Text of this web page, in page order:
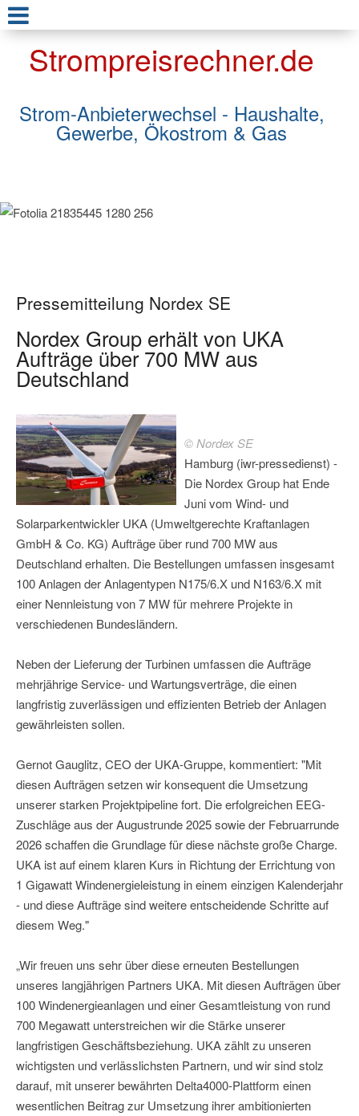
Strompreisrechner.de
Strom-Anbieterwechsel - Haushalte,
Gewerbe, Ökostrom & Gas
Pressemitteilung Nordex SE
Nordex Group erhält von UKA
Aufträge über 700 MW aus
Deutschland
© Nordex SE
Hamburg (iwr-pressedienst) -
Die Nordex Group hat Ende
Juni vom Wind- und
Solarparkentwickler UKA (Umweltgerechte Kraftanlagen
GmbH & Co. KG) Aufträge über rund 700 MW aus
Deutschland erhalten. Die Bestellungen umfassen insgesamt
100 Anlagen der Anlagentypen N175/6.X und N163/6.X mit
einer Nennleistung von 7 MW für mehrere Projekte in
verschiedenen Bundesländern.
Neben der Lieferung der Turbinen umfassen die Aufträge
mehrjährige Service- und Wartungsverträge, die einen
langfristig zuverlässigen und effizienten Betrieb der Anlagen
gewährleisten sollen.
Gernot Gauglitz, CEO der UKA-Gruppe, kommentiert: "Mit
diesen Aufträgen setzen wir konsequent die Umsetzung
unserer starken Projektpipeline fort. Die erfolgreichen EEG-
Zuschläge aus der Augustrunde 2025 sowie der Februarrunde
2026 schaffen die Grundlage für diese nächste große Charge.
UKA ist auf einem klaren Kurs in Richtung der Errichtung von
1 Gigawatt Windenergieleistung in einem einzigen Kalenderjahr
- und diese Aufträge sind weitere entscheidende Schritte auf
diesem Weg."
„Wir freuen uns sehr über diese erneuten Bestellungen
unseres langjährigen Partners UKA. Mit diesen Aufträgen über
100 Windenergieanlagen und einer Gesamtleistung von rund
700 Megawatt unterstreichen wir die Stärke unserer
langfristigen Geschäftsbeziehung. UKA zählt zu unseren
wichtigsten und verlässlichsten Partnern, und wir sind stolz
darauf, mit unserer bewährten Delta4000-Plattform einen
wesentlichen Beitrag zur Umsetzung ihrer ambitionierten